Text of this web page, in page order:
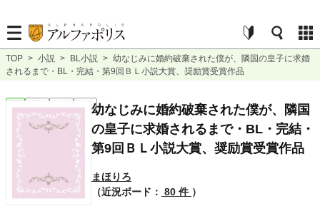
TOP > 小説 > BL小説 > 幼なじみに婚約破棄された僕が、隣国の皇子に求婚
されるまで・BL・完結・第9回ＢＬ小説大賞、奨励賞受賞作品
幼なじみに婚約破棄された僕が、隣国
の皇子に求婚されるまで・BL・完結・
第9回ＢＬ小説大賞、奨励賞受賞作品
まほりろ
（近況ボード： 80 件 ）